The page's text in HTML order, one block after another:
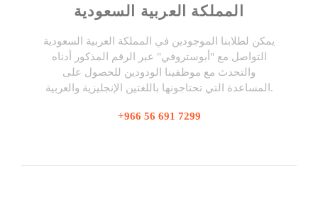
المملكة العربية السعودية
يمكن لطلابنا الموجودين في المملكة العربية السعودية
التواصل مع "أبوستروفي" عبر الرقم المذكور أدناه
والتحدث مع موظفينا الودودين للحصول على
المساعدة التي تحتاجونها باللغتين الإنجليزية والعربية.
+966 56 691 7299